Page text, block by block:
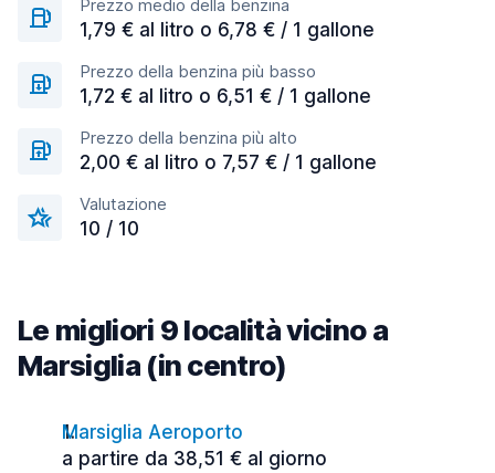
Prezzo medio della benzina
1,79 € al litro o 6,78 € / 1 gallone
Prezzo della benzina più basso
1,72 € al litro o 6,51 € / 1 gallone
Prezzo della benzina più alto
2,00 € al litro o 7,57 € / 1 gallone
Valutazione
10 / 10
Le migliori 9 località vicino a
Marsiglia (in centro)
Marsiglia Aeroporto
a partire da 38,51 € al giorno